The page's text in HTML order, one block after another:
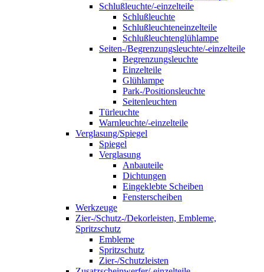
Schlußleuchte/-einzelteile
Schlußleuchte
Schlußleuchteneinzelteile
Schlußleuchtenglühlampe
Seiten-/Begrenzungsleuchte/-einzelteile
Begrenzungsleuchte
Einzelteile
Glühlampe
Park-/Positionsleuchte
Seitenleuchten
Türleuchte
Warnleuchte/-einzelteile
Verglasung/Spiegel
Spiegel
Verglasung
Anbauteile
Dichtungen
Eingeklebte Scheiben
Fensterscheiben
Werkzeuge
Zier-/Schutz-/Dekorleisten, Embleme,
Spritzschutz
Embleme
Spritzschutz
Zier-/Schutzleisten